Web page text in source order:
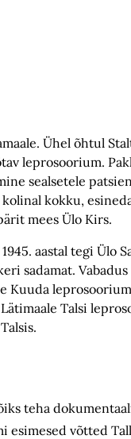
Ühel õhtul
leprosoorium.
sealsetele
kokku,
mees Ülo Kirs.
aastal tegi Ülo
sadamat.
Kuuda
Talsi
teha
esimesed võtted